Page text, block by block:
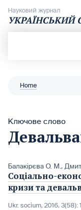
Науковий журнал
УКРАЇНСЬКИЙ
Home
Ключове слово
Балакірєва О. М.,
Соціально-
кризи та
Ukr. socìum, 2016, 3(58):